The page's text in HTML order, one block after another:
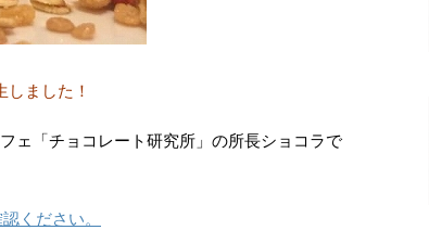
ました！
ェ「チョコレート研究所」の所長ショコラで
ください。